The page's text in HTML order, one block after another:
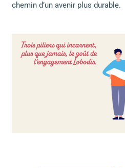
chemin d’un avenir plus durable.